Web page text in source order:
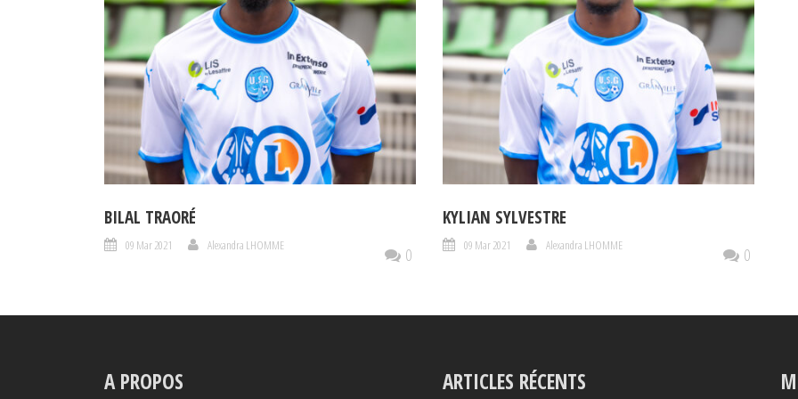
BILAL TRAORÉ
09 Mar 2021 Alexandra LHOMME 0
KYLIAN SYLVESTRE
09 Mar 2021 Alexandra LHOMME 0
A PROPOS ARTICLES RÉCENTS